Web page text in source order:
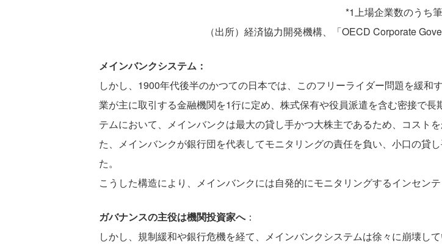
*1上場企業数のうち
（出所）経済協力開発機構、「OECD Corporate
メインバンクシステム：
しかし、1900年代後半のかつての日本では、このフリーライダー問題を緩
業が主に取引する金融機関を1行に定め、株式保有や役員派遣を含む密接で
テムにおいて、メインバンクは最大の貸し手かつ大株主であるため、コスト
た、メインバンクが銀行団を代表してモニタリングの責任を負い、小口の貸
た。
こうした構造により、メインバンクには自発的にモニタリングするインセン
ガバナンスの主役は機関投資家へ：
しかし、規制緩和や銀行危機を経て、メインバンクシステムは徐々に崩壊し